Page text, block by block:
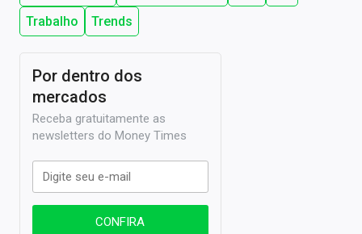
Trabalho
Trends
Por dentro dos
mercados
Receba gratuitamente as
newsletters do Money Times